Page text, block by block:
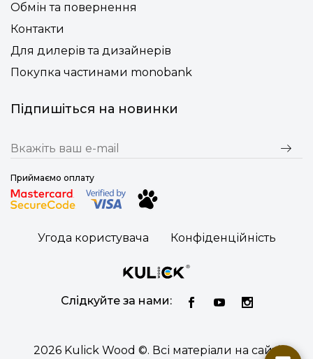
Обмін та повернення
Контакти
Для дилерів та дизайнерів
Покупка частинами monobank
Підпишіться на новинки
Приймаємо оплату
Угода користувача Конфіденційність
Слідкуйте за нами:
2026 Kulick Wood ©. Всі матеріали на сайті